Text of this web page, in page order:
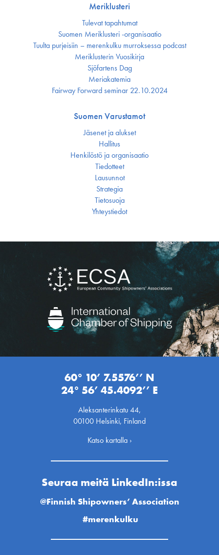
Meriklusteri
Tulevat tapahtumat
Suomen Meriklusteri -organisaatio
Tuulta purjeisiin – merenkulku murroksessa podcast
Meriklusterin Vuosikirja
Sjöfartens Dag
Meriakatemia
Fairway Forward seminar 22.10.2024
Suomen Varustamot
Jäsenet ja alukset
Hallitus
Henkilöstö ja organisaatio
Tiedotteet
Lausunnot
Strategia
Tietosuoja
Yhteystiedot
60° 10’ 7.5576’’ N
24° 56’ 45.4092’’ E
Aleksanterinkatu 44,
00100 Helsinki, Finland
Katso kartalla ›
Seuraa meitä LinkedIn:issa
@Finnish Shipowners’ Association
#merenkulku